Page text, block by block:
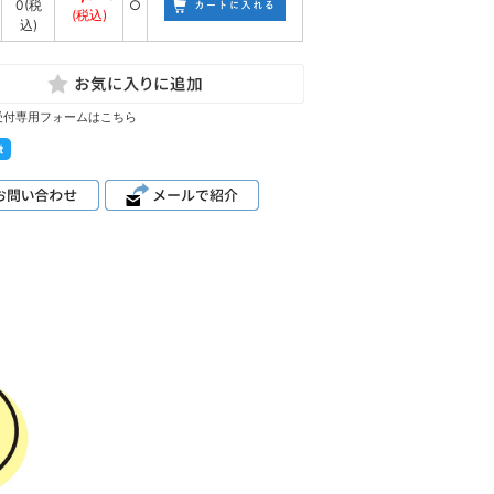
0(税
込)
(税込)
○
付専用フォームはこちら